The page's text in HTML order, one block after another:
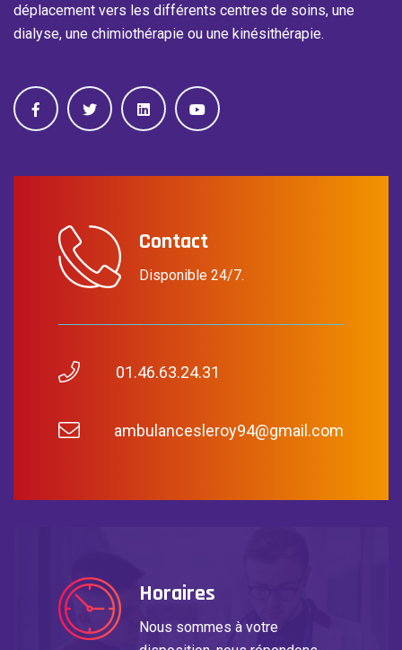
déplacement vers les différents centres de soins, une
dialyse, une chimiothérapie ou une kinésithérapie.
Contact
Disponible 24/7.
01.46.63.24.31
ambulancesleroy94@gmail.com
Horaires
Nous sommes à votre